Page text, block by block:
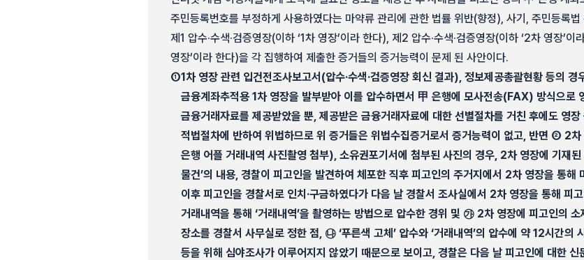
주민등록번호를 부정하게 사용하였다는 마약류 관리에 관한 법률 위반(향정), 사기, 주민등록
제1 압수·수색·검증영장(이하 ‘1차 영장’이라 한다), 제2 압수·수색·검증영장(이하 ‘2차 영장’
영장’이라 한다)을 각 집행하여 제출한 증거들의 증거능력이 문제 된 사안이다.
①1차 영장 관련 입건전조사보고서(압수·수색·검증영장 회신 결과), 정보제공총괄현황 등의 경
금융계좌추적용 1차 영장을 발부받아 이를 압수하면서 甲 은행에 모사전송(FAX) 방식으로
금융거래자료를 제공받았을 뿐, 제공받은 금융거래자료에 대한 선별절차를 거친 후에도 영
적법절차에 반하여 위법하므로 위 증거들은 위법수집증거로서 증거능력이 없고, 반면 ② 2
은행 어플 거래내역 사진촬영 첨부), 소유권포기서에 첨부된 사진의 경우, 2차 영장에 기재된
물건’의 내용, 경찰이 피고인을 발견하여 체포한 직후 피고인의 주거지에서 2차 영장을 통해
이후 피고인을 경찰서로 인치·구금하였다가 다음 날 경찰서 조사실에서 2차 영장을 통해 피
거래내역을 통해 ‘거래내역’을 촬영하는 방법으로 압수한 경위 및 ㉮ 2차 영장에 피고인의
장소를 경찰서 사무실로 정한 점, ㉯ ‘푸른색 고체’ 압수와 ‘거래내역’의 압수에 약 12시간의
등을 위해 심야조사가 이루어지지 않았기 때문으로 보이고, 경찰은 다음 날 피고인에 대한 신